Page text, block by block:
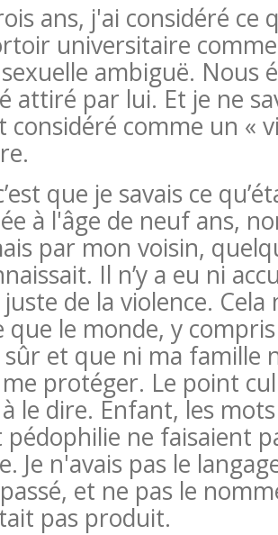
ans, j'ai considéré ce
universitaire
ambiguë. Nous
attiré par lui. Et je ne
considéré comme un «
que je savais ce
à l'âge de neuf ans,
par mon voisin,
Il n’y a eu ni
de la violence. Cela
que le monde, y
sûr et que ni ma famille
protéger. Le point
le dire. Enfant, les
pédophilie ne faisaient
Je n'avais pas le
et ne pas le
pas produit.